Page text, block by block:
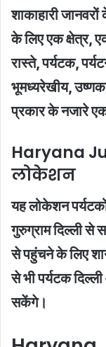
शाकाहारी
के लिए एक क्षेत्र,
रास्ते, पर्यटक,
भूमध्यरेखीय,
प्रकार के नजारे
Haryana
लोकेशन
यह लोकेशन
गुरुग्राम दिल्ली से
से पहुंचने के लिए
से भी पर्यटक
सकेंगे।